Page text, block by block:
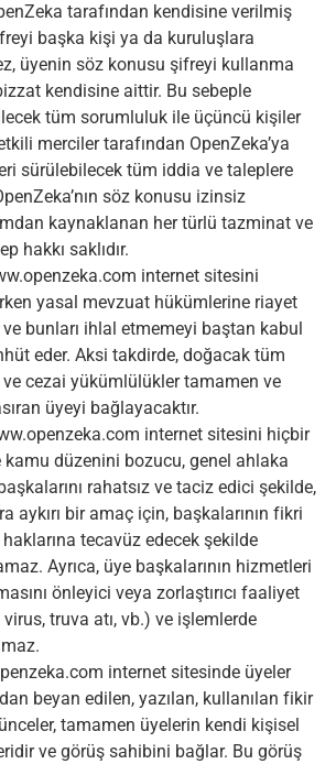
tarafından kendisine verilmiş
başka kişi ya da kuruluşlara
üyenin söz konusu şifreyi kullanma
kendisine aittir. Bu sebeple
tüm sorumluluk ile üçüncü kişiler
merciler tarafından OpenZeka’ya
sürülebilecek tüm iddia ve taleplere
söz konusu izinsiz
kaynaklanan her türlü tazminat ve
hakkı saklıdır.
internet sitesini
yasal mevzuat hükümlerine riayet
bunları ihlal etmemeyi baştan kabul
eder. Aksi takdirde, doğacak tüm
ve cezai yükümlülükler tamamen ve
üyeyi bağlayacaktır.
internet sitesini hiçbir
kamu düzenini bozucu, genel ahlaka
başkalarını rahatsız ve taciz edici şekilde,
aykırı bir amaç için, başkalarının fikri
tecavüz edecek şekilde
Ayrıca, üye başkalarının hizmetleri
önleyici veya zorlaştırıcı faaliyet
truva atı, vb.) ve işlemlerde
internet sitesinde üyeler
beyan edilen, yazılan, kullanılan fikir
tamamen üyelerin kendi kişisel
ve görüş sahibini bağlar. Bu görüş